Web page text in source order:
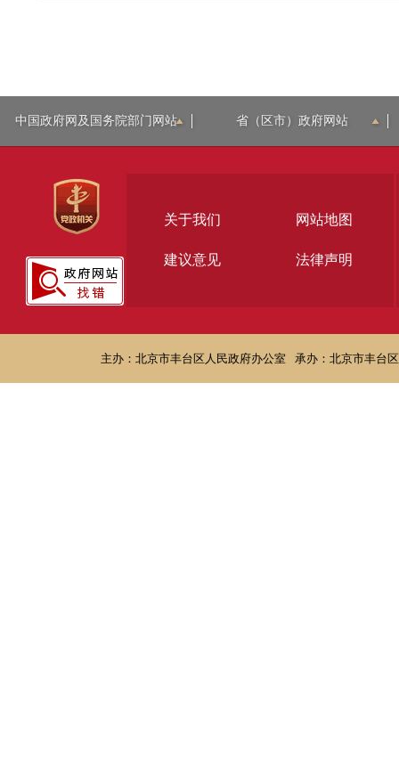
中国政府网及国务院部门网站 省（区市）政府网站
关于我们 网站地图
建议意见 法律声明
主办：北京市丰台区人民政府办公室 承办：北京市丰台